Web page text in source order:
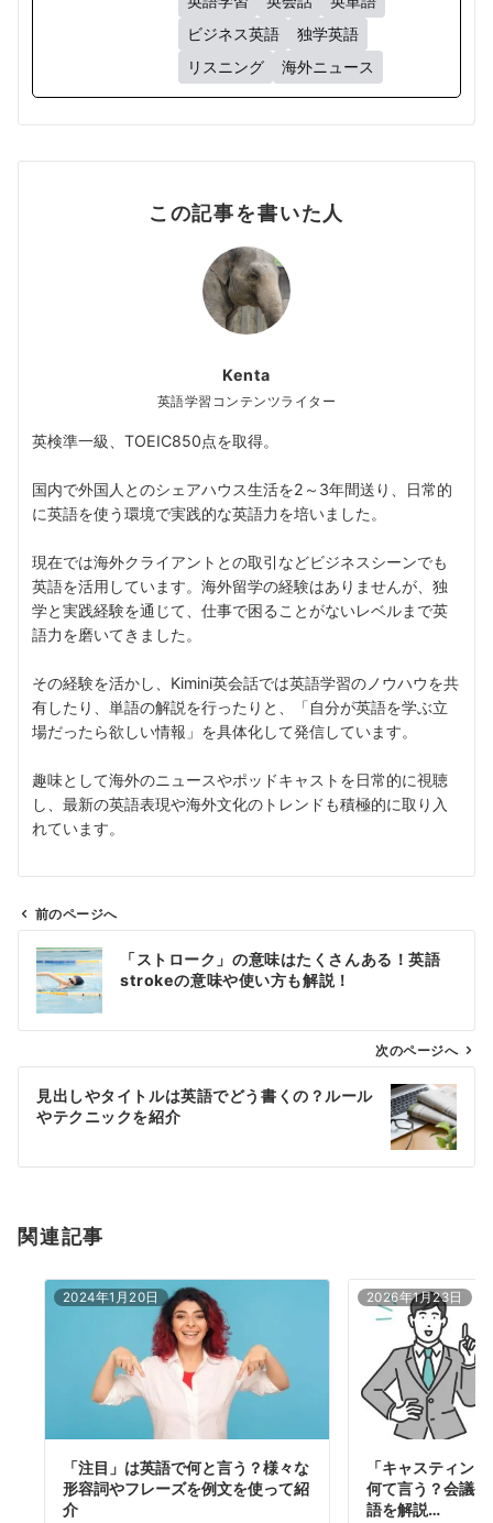
ビジネス英語
独学英語
リスニング
海外ニュース
この記事を書いた人
Kenta
英語学習コンテンツライター
英検準一級、TOEIC850点を取得。
国内で外国人とのシェアハウス生活を2～3年間送り、日常的
に英語を使う環境で実践的な英語力を培いました。
現在では海外クライアントとの取引などビジネスシーンでも
英語を活用しています。海外留学の経験はありませんが、独
学と実践経験を通じて、仕事で困ることがないレベルまで英
語力を磨いてきました。
その経験を活かし、Kimini英会話では英語学習のノウハウを共
有したり、単語の解説を行ったりと、「自分が英語を学ぶ立
場だったら欲しい情報」を具体化して発信しています。
趣味として海外のニュースやポッドキャストを日常的に視聴
し、最新の英語表現や海外文化のトレンドも積極的に取り入
れています。
ビ
ン
前のページへ
「ストローク」の意味はたくさんある！英語
strokeの意味や使い方も解説！
次のページへ
見出しやタイトルは英語でどう書くの？ルール
やテクニックを紹介
関連記事
2024年1月20日
「注目」は英語で何と言う？様々な
形容詞やフレーズを例文を使って紹
介
2026年1月23日
「キャスティン
何て言う？会議
語を解説…